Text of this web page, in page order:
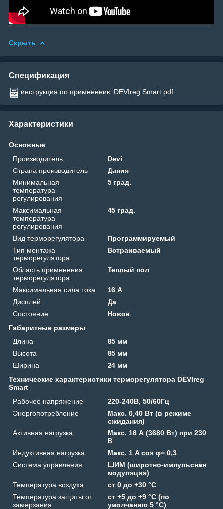
Скрыть
Спецификация
инструкция по применению DEVIreg Smart.pdf
Характеристики
Основные
Производитель
Devi
Страна производитель
Дания
Минимальная
температура
регулирования
5 град.
Максимальная
температура
регулирования
45 град.
Вид терморегулятора
Программируемый
Тип монтажа
терморегулятора
Встраиваемый
Область применения
терморегулятора
Теплый пол
Максимальная сила тока
16 А
Дисплей
Да
Состояние
Новое
Габаритные размеры
Длина
85 мм
Высота
85 мм
Ширина
24 мм
Технические характеристики терморегулятора DEVIreg
Smart
Рабочее напряжение
220-240В, 50/60Гц
Энергопотребление
Макс. 0,40 Вт (в режиме
ожидания)
Активная нагрузка
Макс. 16 А (3680 Вт) при 230
В
Индуктивная нагрузка
Макс. 1 A cos φ= 0,3
Система управления
ШИМ (широтно-импульсная
модуляция)
Температура воздуха
от 0 до +30 °C
Температура защиты от
замерзания
от +5 до +9 °C (по
умолчанию 5 °C)